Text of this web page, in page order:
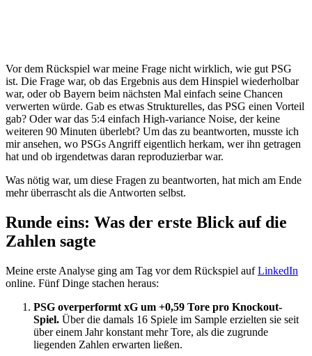
Vor dem Rückspiel war meine Frage nicht wirklich, wie gut PSG
ist. Die Frage war, ob das Ergebnis aus dem Hinspiel wiederholbar
war, oder ob Bayern beim nächsten Mal einfach seine Chancen
verwerten würde. Gab es etwas Strukturelles, das PSG einen Vorteil
gab? Oder war das 5:4 einfach High-variance Noise, der keine
weiteren 90 Minuten überlebt? Um das zu beantworten, musste ich
mir ansehen, wo PSGs Angriff eigentlich herkam, wer ihn getragen
hat und ob irgendetwas daran reproduzierbar war.
Was nötig war, um diese Fragen zu beantworten, hat mich am Ende
mehr überrascht als die Antworten selbst.
Runde eins: Was der erste Blick auf die
Zahlen sagte
Meine erste Analyse ging am Tag vor dem Rückspiel aufLinkedIn
online. Fünf Dinge stachen heraus:
PSG overperformt xG um +0,59 Tore pro Knockout-
Spiel. Über die damals 16 Spiele im Sample erzielten sie seit
über einem Jahr konstant mehr Tore, als die zugrunde
liegenden Zahlen erwarten ließen.